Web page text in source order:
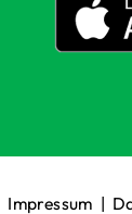
Impressum |